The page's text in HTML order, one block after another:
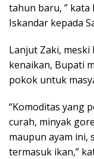
tahun baru, ” kata
Iskandar kepada
Lanjut Zaki,
kenaikan, Bupati
pokok untuk
“Komoditas yang
curah, minyak
maupun ayam ini,
termasuk ikan,”